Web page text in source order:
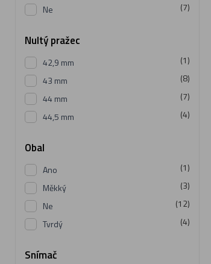
Ne (7)
Nultý pražec
42,9 mm
(1)
43 mm
(8)
44 mm
(7)
44,5 mm
(4)
Obal
Ano
(1)
Měkký
(3)
Ne
(12)
Tvrdý
(4)
Snímač